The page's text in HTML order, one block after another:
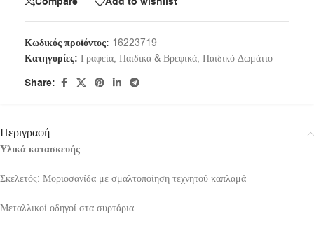
Κωδικός προϊόντος: 16223719
Κατηγορίες: Γραφεία, Παιδικά & Βρεφικά, Παιδικό Δωμάτιο
Share:
Περιγραφή
Υλικά κατασκευής
Σκελετός: Μοριοσανίδα με σμαλτοποίηση τεχνητού καπλαμά
Μεταλλικοί οδηγοί στα συρτάρια